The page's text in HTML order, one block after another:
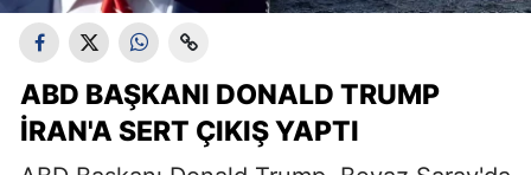
ABD BAŞKANI DONALD TRUMP
İRAN'A SERT ÇIKIŞ YAPTI